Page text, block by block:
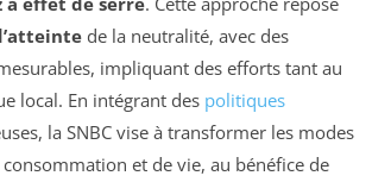
de la neutralité, avec des
impliquant des efforts tant au
local. En intégrant des politiques
la SNBC vise à transformer les modes
et de vie, au bénéfice de